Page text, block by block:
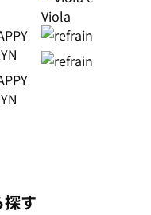
す